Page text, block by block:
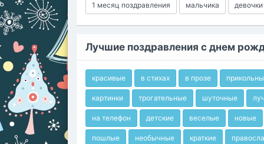
1 месяц поздравления мальчика девочки
Лучшие поздравления с днем
красивые в стихах в прозе
картинки трогательные шуточные
на телефон детские веселые новые
пошлые необычные краткие